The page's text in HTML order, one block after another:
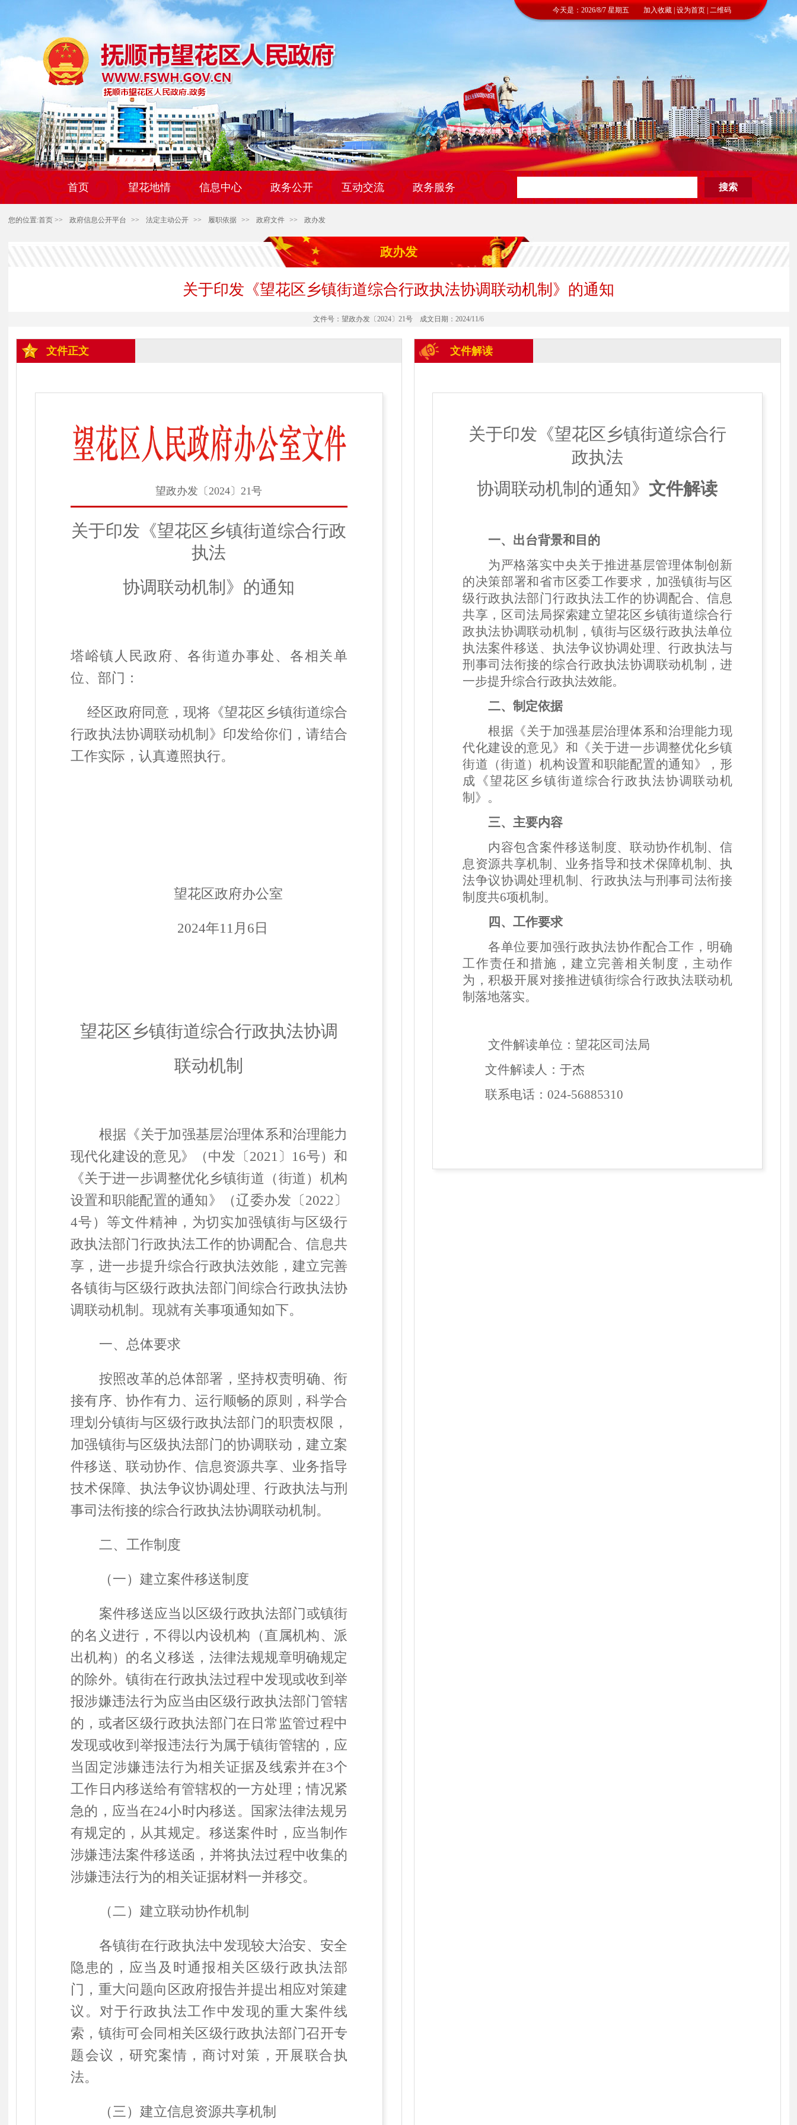
今天是：2026/8/7 星期五 加入收藏 | 设为首页 | 二维码
首页 望花地情 信息中心 政务公开 互动交流 政务服务
您的位置:首页>> 政府信息公开平台 >> 法定主动公开 >> 履职依据 >> 政府文件 >> 政办发
政办发
关于印发《望花区乡镇街道综合行政执法协调联动机制》的通知
文件号：望政办发〔2024〕21号 成文日期：2024/11/6
文件正文
望政办发〔2024〕21号
关于印发《望花区乡镇街道综合行政
执法
协调联动机制 》的通知
塔峪镇人民政府、各街道办事处、各相关单
位、部门 ：
经区政府同意，现将 《望花区乡镇街道综合
行政执法协调联动机制 》印发给你们，请结合
工作实际， 认真遵照执行。
望花区政府办公室
2024年11 月 6 日
望花区乡镇街道综合行政执法协调
联动机制
根据《关于加强基层治理体系和治理能力
现代化建设的意见》（中发 〔 2021 〕 16号）和
《关于进一步调整优化乡镇街道（街道）机构
设置和职能配置的通知》（辽委办发 〔 2022 〕
4号）等文件精神，为切实加强镇街与区级行
政执法部门行政执法工作的协调配合、信息共
享，进一步提升综合行政执法效能，建立完善
各镇街与区级行政执法部门间综合行政执法协
调联动机制。现就有关事项通知如下。
一、总体要求
按照改革的总体部署，坚持权责明确、衔
接有序、协作有力、运行顺畅的原则，科学合
理划分镇街与区级行政执法部门的职责权限，
加强镇街与区级执法部门的协调联动，建立案
件移送、联动协作、信息资源共享、业务指导
技术保障、执法争议协调处理、行政执法与刑
事司法衔接的综合行政执法协调联动机制。
二、工作制度
（一）建立案件移送制度
案件移送应当以区级行政执法部门或镇街
的名义进行，不得以内设机构（直属机构、派
出机构）的名义移送，法律法规规章明确规定
的除外。镇街在行政执法过程中发现或收到举
报涉嫌违法行为应当由区级行政执法部门管辖
的，或者区级行政执法部门在日常监管过程中
发现或收到举报违法行为属于镇街管辖的，应
当固定涉嫌违法行为相关证据及线索并在3个
工作日内移送给有管辖权的一方处理；情况紧
急的，应当在24小时内移送。国家法律法规另
有规定的，从其规定。移送案件时，应当制作
涉嫌违法案件移送函，并将执法过程中收集的
涉嫌违法行为的相关证据材料一并移交。
（二）建立联动协作机制
各镇街在行政执法中发现较大治安、安全
隐患的，应当及时通报相关区级行政执法部
门，重大问题向区政府报告并提出相应对策建
议。对于行政执法工作中发现的重大案件线
索，镇街可会同相关区级行政执法部门召开专
题会议，研究案情，商讨对策，开展联合执
法。
（三）建立信息资源共享机制
文件解读
关于印发《望花区乡镇街道综合行
政执法
协调联动机制的通知》文件解读
一、出台背景和目的
为 严格落实中央关于推进基层管理体制创新
的决策部署和省市区委工作要求， 加强镇街与区
级行政执法部门行政执法工作的协调配合、信息
共享 ， 区司法局探索建立望花区乡镇街道综合行
政执法协调联动机制，镇街与区级行政执法单位
执法案件移送 、 执法争议协调处理、行政执法与
刑事司法衔接的综合行政执法协调联动机制 ，进
一步提升综合行政执法效能。
二、制定依据
根据 《关于加强基层治理体系和治理能力现
代化建设的意见》和《关于进一步调整优化乡镇
街道（街道）机构设置和职能配置的通知》，形
成《望花区乡镇街道综合行政执法协调联动机
制》。
三、主要内容
内容包含案件移送制度、 联动协作机制 、信
息资源共享机制 、 业务指导和技术保障机制 、执
法争议协调处理机制 、 行政执法与刑事司法衔接
制度共6项机制。
四、工作要求
各单位要加强行政执法协作配合工作，明确
工作责任和措施，建立完善相关制度，主动作
为，积极开展对接推进镇街综合行政执法联动机
制落地落实。
文件解读单位：望花区司法局
文件解读人： 于杰
联系电话： 024-56885310